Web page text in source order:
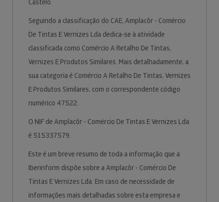
Castelo.
Seguindo a classificação do CAE, Amplacôr - Comércio
De Tintas E Vernizes Lda dedica-se à atividade
classificada como Comércio A Retalho De Tintas,
Vernizes E Produtos Similares. Mais detalhadamente, a
sua categoria é Comércio A Retalho De Tintas, Vernizes
E Produtos Similares, com o correspondente código
numérico 47522.
O NIF de Amplacôr - Comércio De Tintas E Vernizes Lda
é 515337579.
Este é um breve resumo de toda a informação que a
Iberinform dispõe sobre a Amplacôr - Comércio De
Tintas E Vernizes Lda. Em caso de necessidade de
informações mais detalhadas sobre esta empresa e